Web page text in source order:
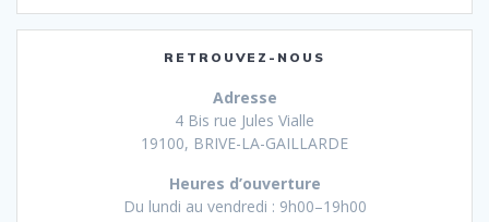
RETROUVEZ-NOUS
Adresse
4 Bis rue Jules Vialle
19100, BRIVE-LA-GAILLARDE
Heures d’ouverture
Du lundi au vendredi : 9h00–19h00